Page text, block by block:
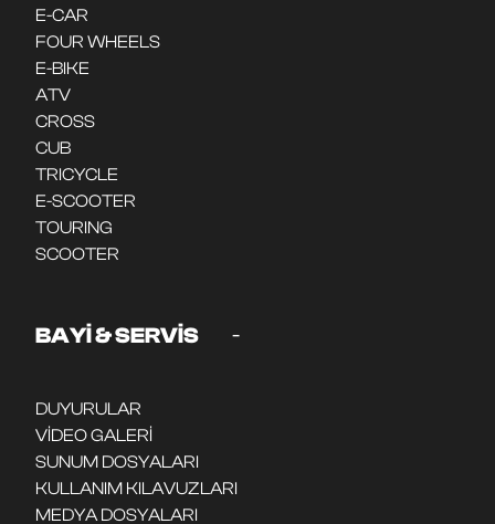
E-CAR
FOUR WHEELS
E-BIKE
ATV
CROSS
CUB
TRICYCLE
E-SCOOTER
TOURING
SCOOTER
BAYİ & SERVİS -
DUYURULAR
VİDEO GALERİ
SUNUM DOSYALARI
KULLANIM KILAVUZLARI
MEDYA DOSYALARI